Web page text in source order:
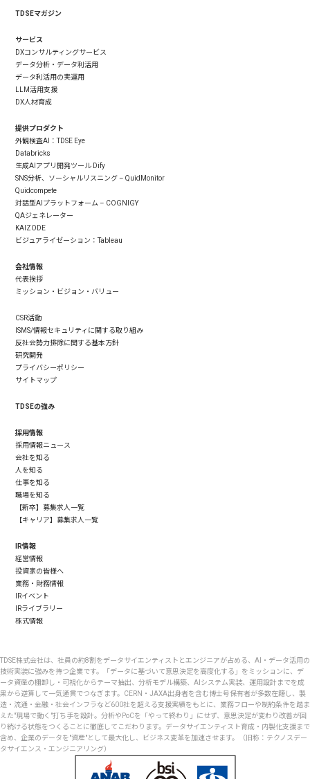
TDSEマガジン
サービス
DXコンサルティングサービス
データ分析・データ利活用
データ利活用の実運用
LLM活用支援
DX人材育成
提供プロダクト
外観検査AI：TDSE Eye
Databricks
生成AIアプリ開発ツール Dify
SNS分析、ソーシャルリスニング – QuidMonitor
Quidcompete
対話型AIプラットフォーム – COGNIGY
QAジェネレーター
KAIZODE
ビジュアライゼーション：Tableau
会社情報
代表挨拶
ミッション・ビジョン・バリュー
CSR活動
ISMS/情報セキュリティに関する取り組み
反社会勢力排除に関する基本方針
研究開発
プライバシーポリシー
サイトマップ
TDSEの強み
採用情報
採用情報ニュース
会社を知る
人を知る
仕事を知る
職場を知る
【新卒】募集求人一覧
【キャリア】募集求人一覧
IR情報
経営情報
投資家の皆様へ
業務・財務情報
IRイベント
IRライブラリー
株式情報
TDSE株式会社は、社員の約8割をデータサイエンティストとエンジニアが占める、AI・データ活用の
技術実装に強みを持つ企業です。「データに基づいて意思決定を高度化する」をミッションに、デ
ータ資産の棚卸し・可視化からテーマ抽出、分析モデル構築、AIシステム実装、運用設計までを成
果から逆算して一気通貫でつなぎます。CERN・JAXA出身者を含む博士号保有者が多数在籍し、製
造・流通・金融・社会インフラなど600社を超える支援実績をもとに、業務フローや制約条件を踏ま
えた"現場で動く"打ち手を設計。分析やPoCを「やって終わり」にせず、意思決定が変わり改善が回
り続ける状態をつくることに徹底してこだわります。データサイエンティスト育成・内製化支援まで
含め、企業のデータを"資産"として最大化し、ビジネス変革を加速させます。（旧称：テクノスデー
タサイエンス・エンジニアリング）